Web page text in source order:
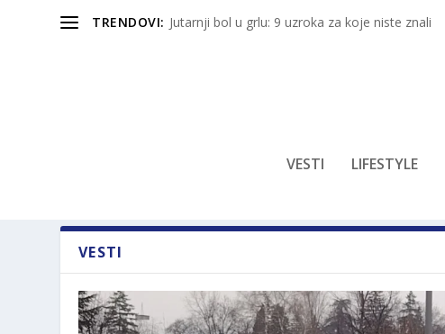
TRENDOVI: Jutarnji bol u grlu: 9 uzroka za koje niste znali
VESTI LIFESTYLE
VESTI